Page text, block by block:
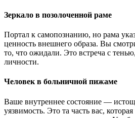
Зеркало в позолоченной раме
Портал к самопознанию, но рама
ценность внешнего образа. Вы
то, что ожидали. Это встреча с
личности.
Человек в больничной пижаме
Ваше внутреннее состояние —
уязвимость. Это та часть вас,